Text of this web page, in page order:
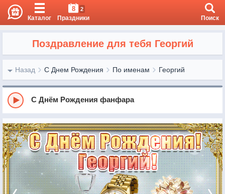
Каталог
8 2
Праздники Поиск
Поздравление для тебя Георгий
Назад С Днем Рождения По именам Георгий
С Днём Рождения фанфара